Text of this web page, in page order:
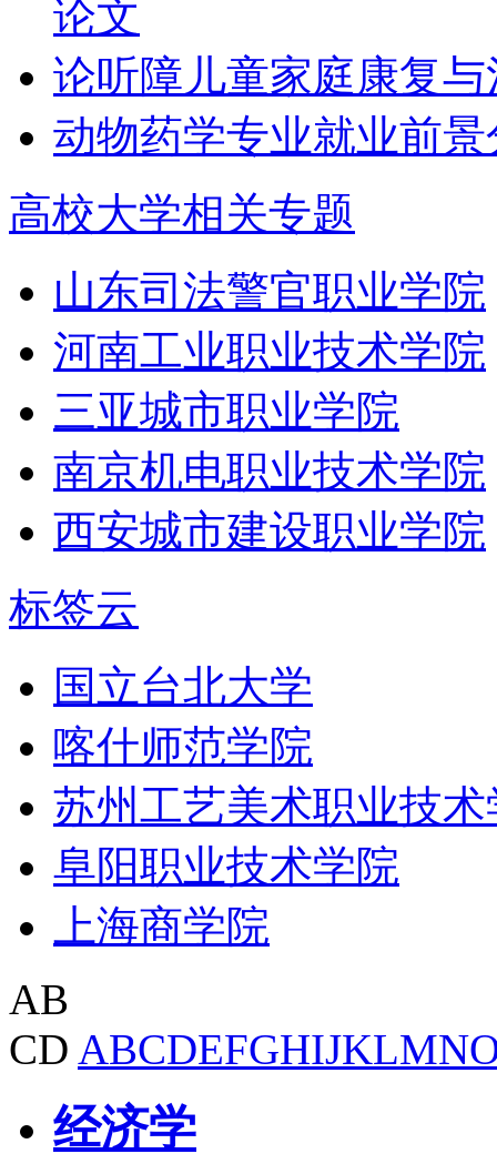
论文
论听障儿童家庭康复
动物药学专业就业前
高校大学相关专题
山东司法警官职业学院
河南工业职业技术学院
三亚城市职业学院
南京机电职业技术学院
西安城市建设职业学院
标签云
国立台北大学
喀什师范学院
苏州工艺美术职业技术
阜阳职业技术学院
上海商学院
AB
CD ABCDEFGHIJKLMN
经济学